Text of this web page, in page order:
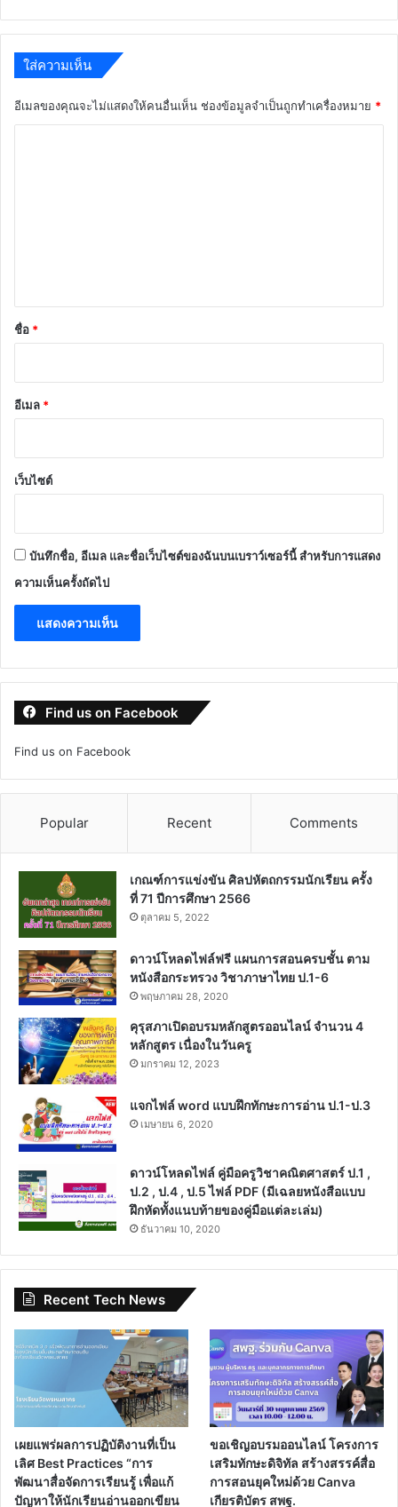
ใส่ความเห็น
อีเมลของคุณจะไม่แสดงให้คนอื่นเห็น ช่องข้อมูลจำเป็นถูกทำเครื่องหมาย *
*
ชื่อ *
อีเมล *
เว็บไซต์
บันทึกชื่อ, อีเมล และชื่อเว็บไซต์ของฉันบนเบราว์เซอร์นี้ สำหรับการแสดง
ความเห็นครั้งถัดไป
Find us on Facebook
Find us on Facebook
Popular Recent Comments
เกณฑ์การแข่งขัน ศิลปหัตถกรรมนักเรียน ครั้ง
ที่ 71 ปีการศึกษา 2566
ตุลาคม 5, 2022
ดาวน์โหลดไฟล์ฟรี แผนการสอนครบชั้น ตาม
หนังสือกระทรวง วิชาภาษาไทย ป.1-6
พฤษภาคม 28, 2020
คุรุสภาเปิดอบรมหลักสูตรออนไลน์ จำนวน 4
หลักสูตร เนื่องในวันครู
มกราคม 12, 2023
แจกไฟล์ word แบบฝึกทักษะการอ่าน ป.1-ป.3
เมษายน 6, 2020
ดาวน์โหลดไฟล์ คู่มือครูวิชาคณิตศาสตร์ ป.1 ,
ป.2 , ป.4 , ป.5 ไฟล์ PDF (มีเฉลยหนังสือแบบ
ฝึกหัดทั้งแนบท้ายของคู่มือแต่ละเล่ม)
ธันวาคม 10, 2020
Recent Tech News
เผยแพร่ผลการปฏิบัติงานที่เป็น
เลิศ Best Practices “การ
พัฒนาสื่อจัดการเรียนรู้ เพื่อแก้
ปัญหาให้นักเรียนอ่านออกเขียน
ขอเชิญอบรมออนไลน์ โครงการ
เสริมทักษะดิจิทัล สร้างสรรค์สื่อ
การสอนยุคใหม่ด้วย Canva
เกียรติบัตร สพฐ.